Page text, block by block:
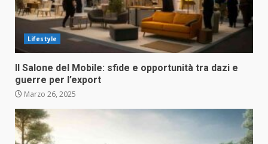
Lifestyle
Il Salone del Mobile: sfide e opportunità tra dazi e
guerre per l’export
Marzo 26, 2025